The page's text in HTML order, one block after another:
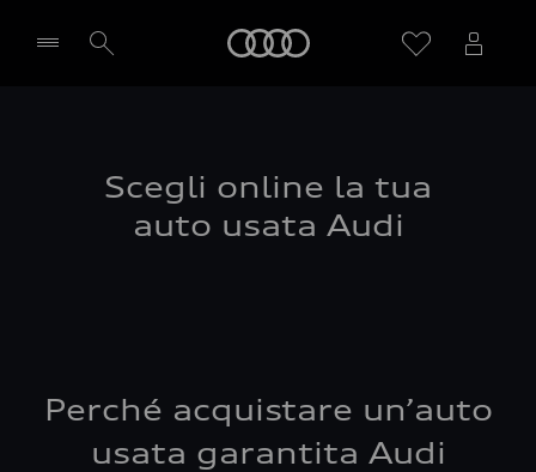
Scegli online la tua
auto usata Audi
Perché acquistare un’auto
usata garantita Audi